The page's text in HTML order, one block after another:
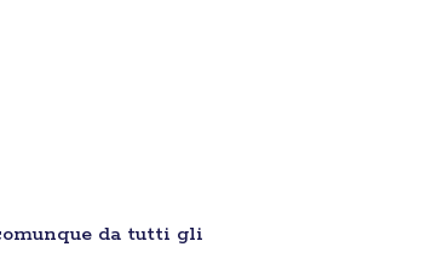
da tutti gli